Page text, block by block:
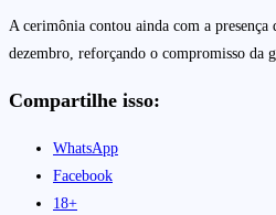
A cerimônia contou ainda com a
dezembro, reforçando o compromisso da
Compartilhe isso:
WhatsApp
Facebook
18+